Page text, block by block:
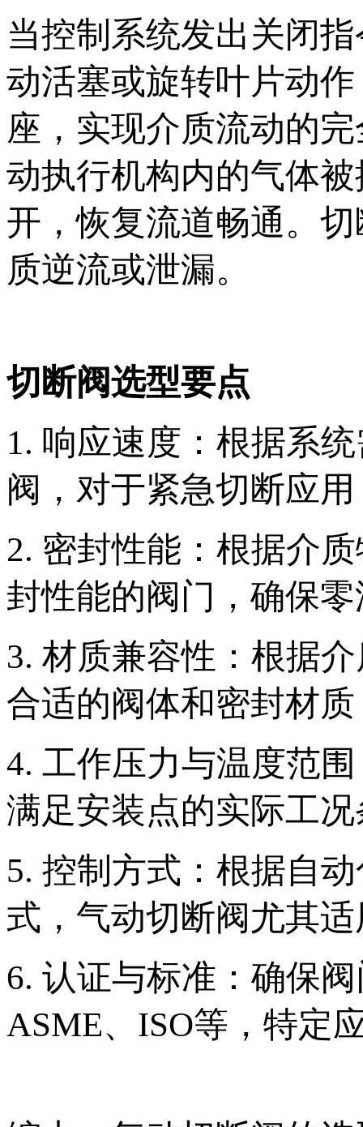
当控制系统发出关闭
动活塞或旋转叶片动
座，实现介质流动的
动执行机构内的气体
开，恢复流道畅通。
质逆流或泄漏。
切断阀选型要点
1. 响应速度：根据系
阀，对于紧急切断应
2. 密封性能：根据介
封性能的阀门，确保
3. 材质兼容性：根据
合适的阀体和密封材
4. 工作压力与温度范
满足安装点的实际工
5. 控制方式：根据自
式，气动切断阀尤其
6. 认证与标准：确保
ASME、ISO等，特定